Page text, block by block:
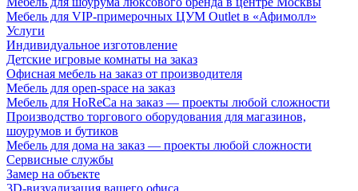
Мебель для VIP-примерочных ЦУМ Outlet в «Афимолл»
Услуги
Индивидуальное изготовление
Детские игровые комнаты на заказ
Офисная мебель на заказ от производителя
Мебель для open-space на заказ
Мебель для HoReCa на заказ — проекты любой сложности
Производство торгового оборудования для магазинов,
шоурумов и бутиков
Мебель для дома на заказ — проекты любой сложности
Сервисные службы
Замер на объекте
3D-визуализация вашего офиса